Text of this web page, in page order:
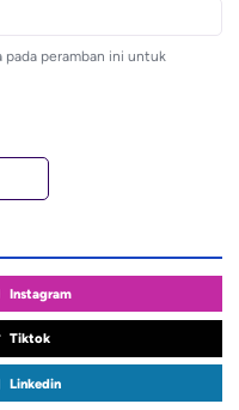
pada peramban ini untuk
Instagram
Tiktok
Linkedin